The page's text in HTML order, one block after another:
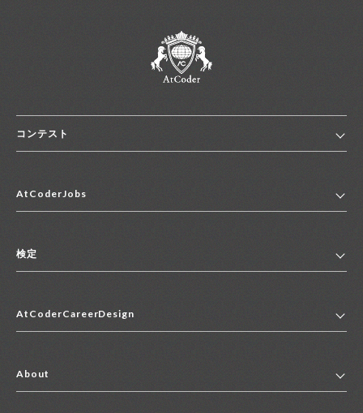
コンテスト
コンテスト一覧
便利リンク集
AtCoderJobs
2027年新卒採用求人一覧
中途採用求人一覧
アルバイト求人一覧
その他求人一覧
検定
マイページ
AtCoderCareerDesign
About